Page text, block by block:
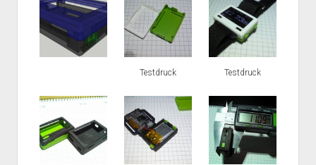
Testdruck Testdruck